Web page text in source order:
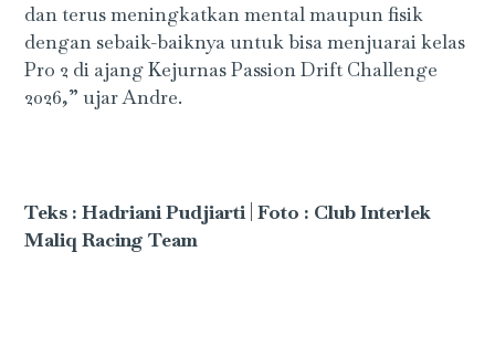
dan terus meningkatkan mental maupun fisik
dengan sebaik-baiknya untuk bisa menjuarai kelas
Pro 2 di ajang Kejurnas Passion Drift Challenge
2026,” ujar Andre.
Teks : Hadriani Pudjiarti|Foto : Club Interlek
Maliq Racing Team